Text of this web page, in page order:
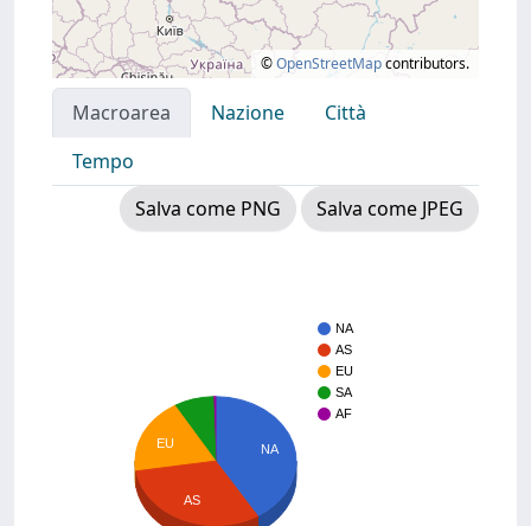
©OpenStreetMapcontributors.
Macroarea Nazione
Città
Tempo
Salva come PNG
Salva come JPEG
NA
AS
EU
SA
AF
NA
EU
AS